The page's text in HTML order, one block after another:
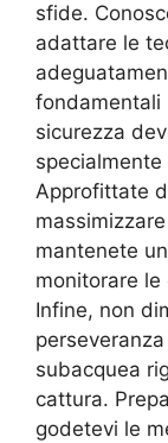
sfide.
adattare le
fondamentali
sicurezza
Approfittate
mantenete
monitorare
Infine, non
subacquea
cattura.
godetevi le